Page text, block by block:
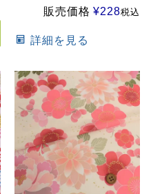
販売価格 ¥228税込
詳細を見る